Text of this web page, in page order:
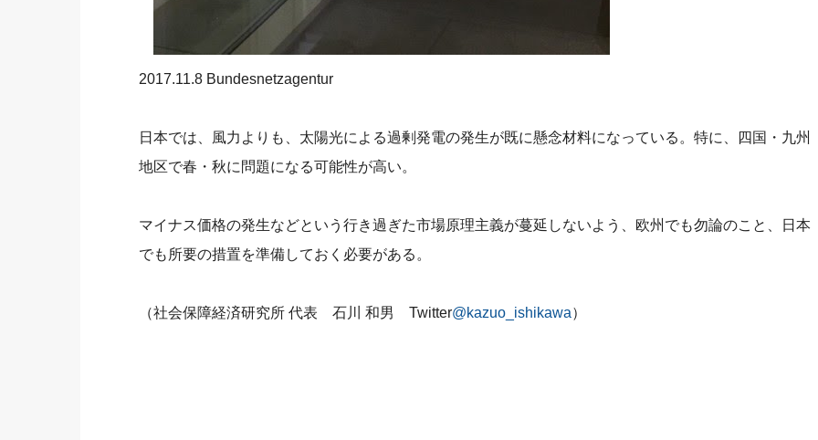
2017.11.8 Bundesnetzagentur
日本では、風力よりも、太陽光による過剰発電の発生が既に懸念材料になっている。特に、四国・九州
地区で春・秋に問題になる可能性が高い。
マイナス価格の発生などという行き過ぎた市場原理主義が蔓延しないよう、欧州でも勿論のこと、日本
でも所要の措置を準備しておく必要がある。
（社会保障経済研究所 代表 石川 和男 Twitter@kazuo_ishikawa）